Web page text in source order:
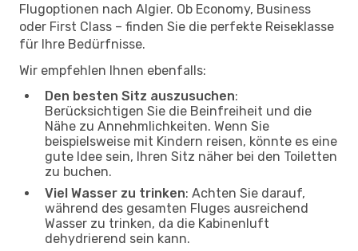
Flugoptionen nach Algier. Ob Economy, Business
oder First Class – finden Sie die perfekte Reiseklasse
für Ihre Bedürfnisse.
Wir empfehlen Ihnen ebenfalls:
Den besten Sitz auszusuchen:
Berücksichtigen Sie die Beinfreiheit und die
Nähe zu Annehmlichkeiten. Wenn Sie
beispielsweise mit Kindern reisen, könnte es eine
gute Idee sein, Ihren Sitz näher bei den Toiletten
zu buchen.
Viel Wasser zu trinken: Achten Sie darauf,
während des gesamten Fluges ausreichend
Wasser zu trinken, da die Kabinenluft
dehydrierend sein kann.